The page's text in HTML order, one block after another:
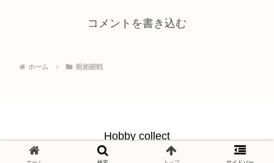
コメントを書き込む
ホーム 呪術廻戦
Hobby collect
© 2021 Hobby collect.